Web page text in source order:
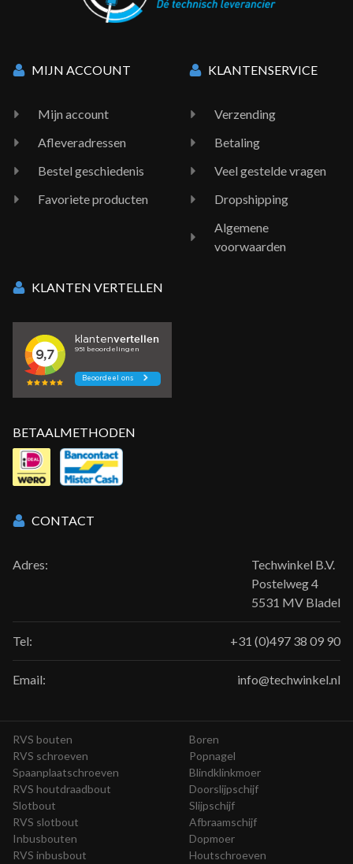
MIJN ACCOUNT
Mijn account
Afleveradressen
Bestel geschiedenis
Favoriete producten
KLANTENSERVICE
Verzending
Betaling
Veel gestelde vragen
Dropshipping
Algemene
voorwaarden
KLANTEN VERTELLEN
BETAALMETHODEN
CONTACT
Adres:
Techwinkel B.V.
Postelweg 4
5531 MV Bladel
Tel: +31 (0)497 38 09 90
Email: info@techwinkel.nl
RVS bouten
RVS schroeven
Spaanplaatschroeven
RVS houtdraadbout
Slotbout
RVS slotbout
Inbusbouten
RVS inbusbout
Boren
Popnagel
Blindklinkmoer
Doorslijpschijf
Slijpschijf
Afbraamschijf
Dopmoer
Houtschroeven